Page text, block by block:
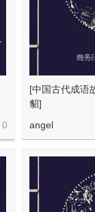
0
[中国古代成语
貂]
angel